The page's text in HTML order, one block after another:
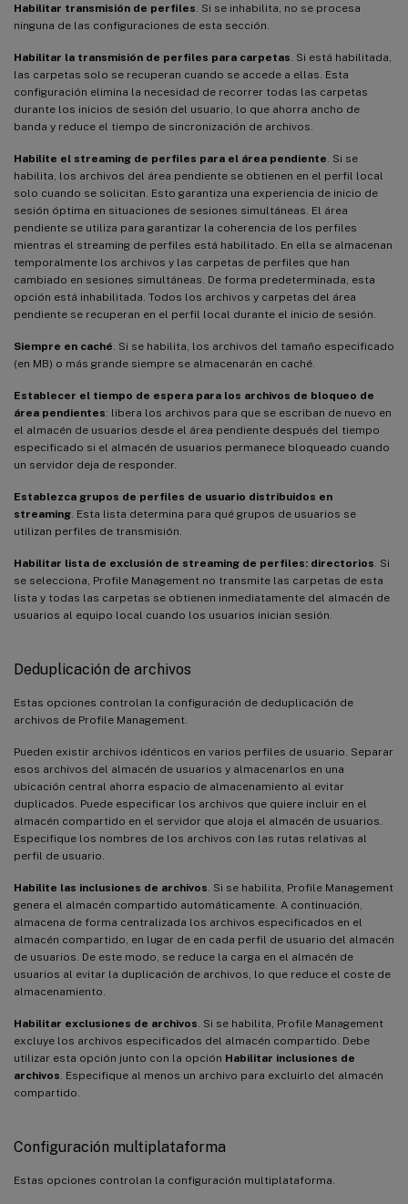
Habilitar transmisión de perfiles . Si se inhabilita, no se procesa
ninguna de las configuraciones de esta sección.
Habilitar la transmisión de perfiles para carpetas . Si está habilitada,
las carpetas solo se recuperan cuando se accede a ellas. Esta
configuración elimina la necesidad de recorrer todas las carpetas
durante los inicios de sesión del usuario, lo que ahorra ancho de
banda y reduce el tiempo de sincronización de archivos.
Habilite el streaming de perfiles para el área pendiente . Si se
habilita, los archivos del área pendiente se obtienen en el perfil local
solo cuando se solicitan. Esto garantiza una experiencia de inicio de
sesión óptima en situaciones de sesiones simultáneas. El área
pendiente se utiliza para garantizar la coherencia de los perfiles
mientras el streaming de perfiles está habilitado. En ella se almacenan
temporalmente los archivos y las carpetas de perfiles que han
cambiado en sesiones simultáneas. De forma predeterminada, esta
opción está inhabilitada. Todos los archivos y carpetas del área
pendiente se recuperan en el perfil local durante el inicio de sesión.
Siempre en caché . Si se habilita, los archivos del tamaño especificado
(en MB) o más grande siempre se almacenarán en caché.
Establecer el tiempo de espera para los archivos de bloqueo de
área pendientes: libera los archivos para que se escriban de nuevo en
el almacén de usuarios desde el área pendiente después del tiempo
especificado si el almacén de usuarios permanece bloqueado cuando
un servidor deja de responder.
Establezca grupos de perfiles de usuario distribuidos en
streaming . Esta lista determina para qué grupos de usuarios se
utilizan perfiles de transmisión.
Habilitar lista de exclusión de streaming de perfiles: directorios . Si
se selecciona, Profile Management no transmite las carpetas de esta
lista y todas las carpetas se obtienen inmediatamente del almacén de
usuarios al equipo local cuando los usuarios inician sesión.
Deduplicación de archivos
Estas opciones controlan la configuración de deduplicación de
archivos de Profile Management.
Pueden existir archivos idénticos en varios perfiles de usuario. Separar
esos archivos del almacén de usuarios y almacenarlos en una
ubicación central ahorra espacio de almacenamiento al evitar
duplicados. Puede especificar los archivos que quiere incluir en el
almacén compartido en el servidor que aloja el almacén de usuarios.
Especifique los nombres de los archivos con las rutas relativas al
perfil de usuario.
Habilite las inclusiones de archivos . Si se habilita, Profile Management
genera el almacén compartido automáticamente. A continuación,
almacena de forma centralizada los archivos especificados en el
almacén compartido, en lugar de en cada perfil de usuario del almacén
de usuarios. De este modo, se reduce la carga en el almacén de
usuarios al evitar la duplicación de archivos, lo que reduce el coste de
almacenamiento.
Habilitar exclusiones de archivos . Si se habilita, Profile Management
excluye los archivos especificados del almacén compartido. Debe
utilizar esta opción junto con la opción Habilitar inclusiones de
archivos . Especifique al menos un archivo para excluirlo del almacén
compartido.
Configuración multiplataforma
Estas opciones controlan la configuración multiplataforma.